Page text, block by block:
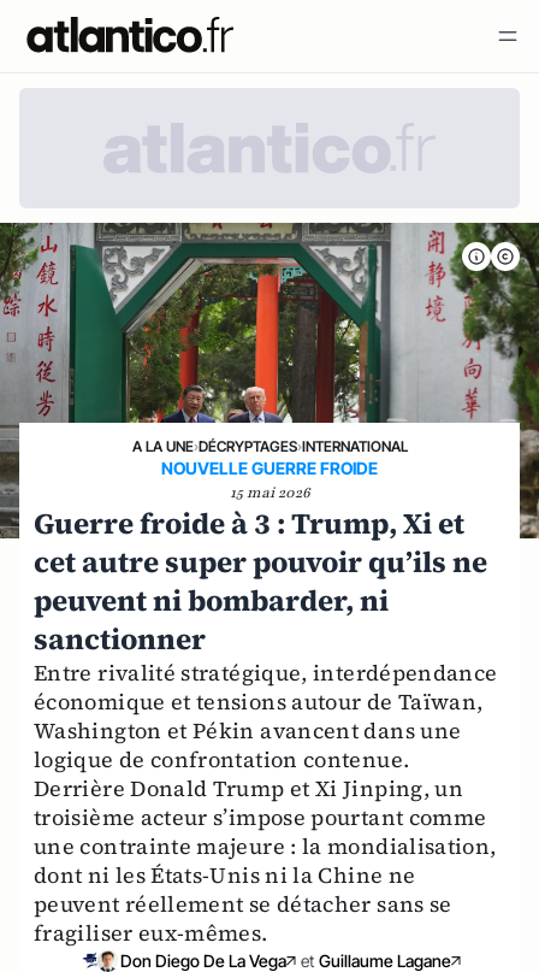
A LA UNE›DÉCRYPTAGES›INTERNATIONAL
NOUVELLE GUERRE FROIDE
15 mai 2026
Guerre froide à 3 : Trump, Xi et
cet autre super pouvoir qu’ils ne
peuvent ni bombarder, ni
sanctionner
Entre rivalité stratégique, interdépendance
économique et tensions autour de Taïwan,
Washington et Pékin avancent dans une
logique de confrontation contenue.
Derrière Donald Trump et Xi Jinping, un
troisième acteur s’impose pourtant comme
une contrainte majeure : la mondialisation,
dont ni les États-Unis ni la Chine ne
peuvent réellement se détacher sans se
fragiliser eux-mêmes.
Don Diego De La Vega et Guillaume Lagane